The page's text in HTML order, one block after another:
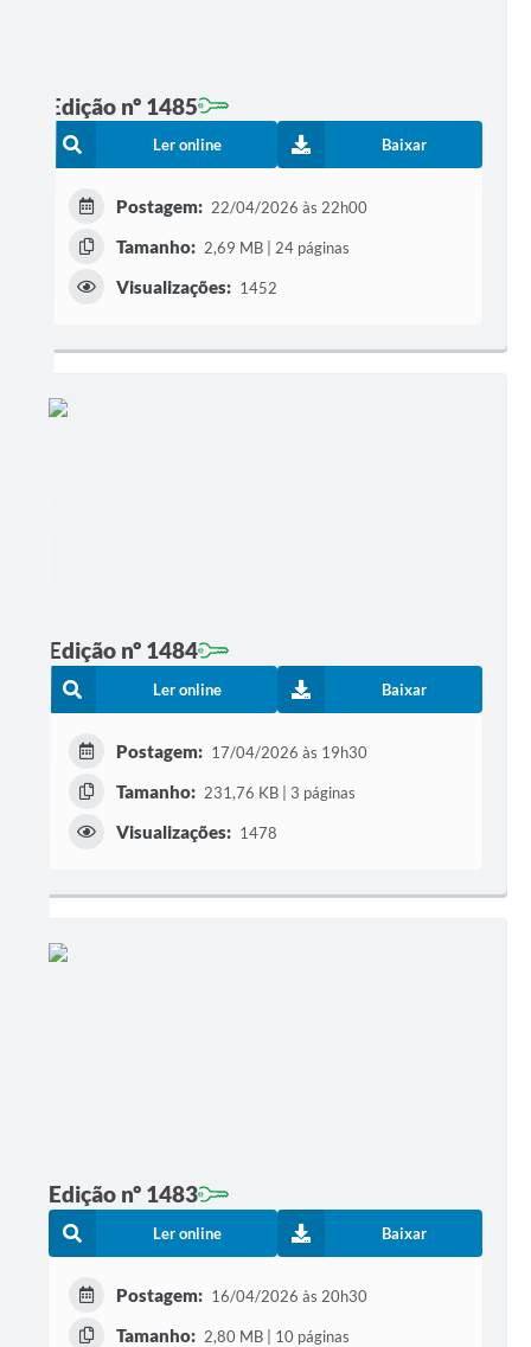
Edição nº 1485
Ler online Baixar
Postagem: 22/04/2026 às 22h00
Tamanho: 2,69 MB | 24 páginas
Visualizações: 1452
Edição nº 1484
Ler online Baixar
Postagem: 17/04/2026 às 19h30
Tamanho: 231,76 KB | 3 páginas
Visualizações: 1478
Edição nº 1483
Ler online Baixar
Postagem: 16/04/2026 às 20h30
Tamanho: 2,80 MB | 10 páginas